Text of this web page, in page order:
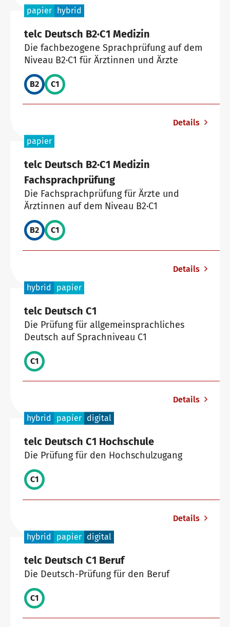
papier hybrid
telc Deutsch B2·C1 Medizin
Die fachbezogene Sprachprüfung auf dem
Niveau B2·C1 für Ärztinnen und Ärzte
B2 C1
Details
papier
telc Deutsch B2·C1 Medizin
Fachsprachprüfung
Die Fachsprachprüfung für Ärzte und
Ärztinnen auf dem Niveau B2·C1
B2 C1
Details
hybrid
papier
telc Deutsch C1
Die Prüfung für allgemeinsprachliches
Deutsch auf Sprachniveau C1
C1
Details
hybrid
papier digital
telc Deutsch C1 Hochschule
Die Prüfung für den Hochschulzugang
C1
Details
hybrid
papier digital
telc Deutsch C1 Beruf
Die Deutsch-Prüfung für den Beruf
C1